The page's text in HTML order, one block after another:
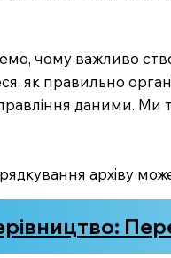
чому важливо
як правильно
даними. Ми
архіву